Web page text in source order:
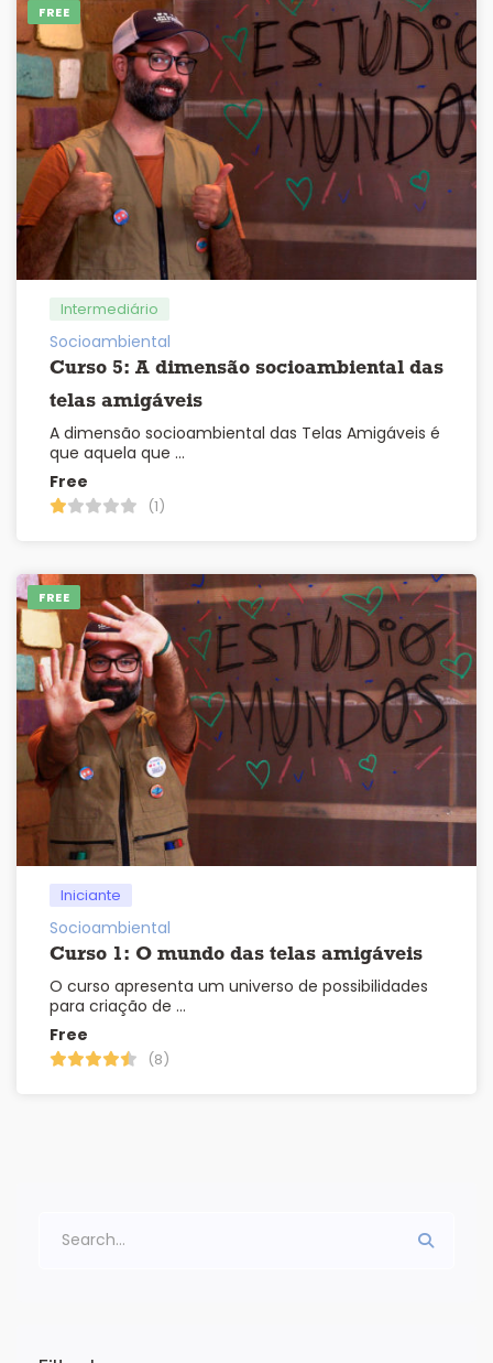
FREE
Intermediário
Socioambiental
Curso 5: A dimensão socioambiental das
telas amigáveis
A dimensão socioambiental das Telas Amigáveis é
que aquela que …
Free
(1)
FREE
Iniciante
Socioambiental
Curso 1: O mundo das telas amigáveis
O curso apresenta um universo de possibilidades
para criação de …
Free
(8)